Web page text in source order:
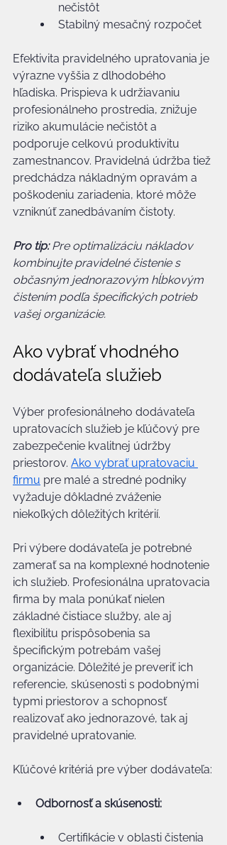
nečistôt
Stabilný mesačný rozpočet
Efektivita pravidelného upratovania je
výrazne vyššia z dlhodobého
hľadiska. Prispieva k udržiavaniu
profesionálneho prostredia, znižuje
riziko akumulácie nečistôt a
podporuje celkovú produktivitu
zamestnancov. Pravidelná údržba tiež
predchádza nákladným opravám a
poškodeniu zariadenia, ktoré môže
vzniknúť zanedbávaním čistoty.
Pro tip: Pre optimalizáciu nákladov
kombinujte pravidelné čistenie s
občasným jednorazovým hĺbkovým
čistením podľa špecifických potrieb
vašej organizácie.
Ako vybrať vhodného
dodávateľa služieb
Výber profesionálneho dodávateľa
upratovacích služieb je kľúčový pre
zabezpečenie kvalitnej údržby
priestorov. Ako vybrať upratovaciu
firmu pre malé a stredné podniky
vyžaduje dôkladné zváženie
niekoľkých dôležitých kritérií.
Pri výbere dodávateľa je potrebné
zamerať sa na komplexné hodnotenie
ich služieb. Profesionálna upratovacia
firma by mala ponúkať nielen
základné čistiace služby, ale aj
flexibilitu prispôsobenia sa
špecifickým potrebám vašej
organizácie. Dôležité je preveriť ich
referencie, skúsenosti s podobnými
typmi priestorov a schopnosť
realizovať ako jednorazové, tak aj
pravidelné upratovanie.
Kľúčové kritériá pre výber dodávateľa:
Odbornosť a skúsenosti:
Certifikácie v oblasti čistenia